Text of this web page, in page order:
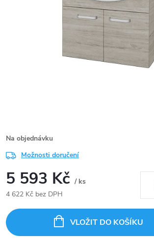
Na objednávku
Možnosti doručení
5 593 Kč / ks
4 622 Kč bez DPH
cena:
VLOŽIT DO KOŠÍKU